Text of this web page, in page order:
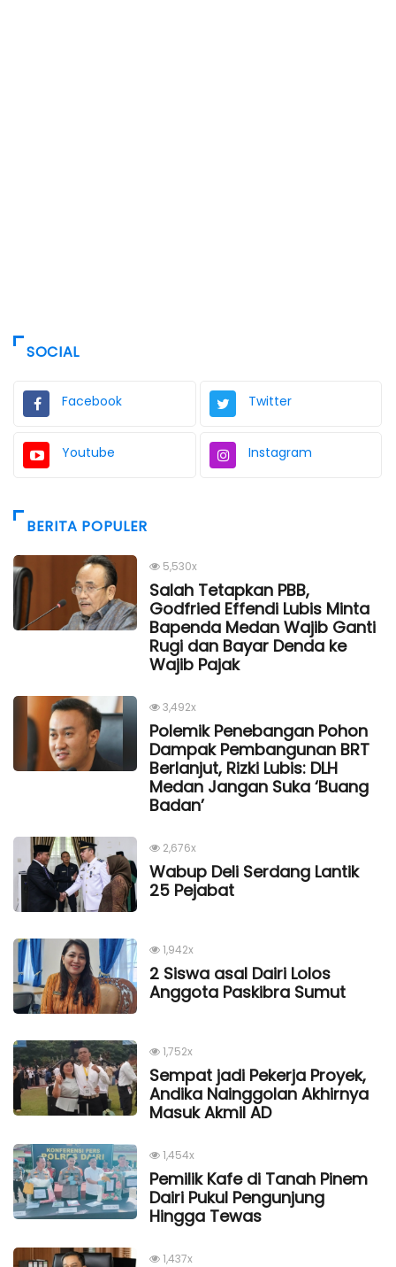
SOCIAL
Facebook Twitter
Youtube Instagram
BERITA POPULER
5,530x
Salah Tetapkan PBB,
Godfried Effendi Lubis Minta
Bapenda Medan Wajib Ganti
Rugi dan Bayar Denda ke
Wajib Pajak
3,492x
Polemik Penebangan Pohon
Dampak Pembangunan BRT
Berlanjut, Rizki Lubis: DLH
Medan Jangan Suka ‘Buang
Badan’
2,676x
Wabup Deli Serdang Lantik
25 Pejabat
1,942x
2 Siswa asal Dairi Lolos
Anggota Paskibra Sumut
1,752x
Sempat jadi Pekerja Proyek,
Andika Nainggolan Akhirnya
Masuk Akmil AD
1,454x
Pemilik Kafe di Tanah Pinem
Dairi Pukul Pengunjung
Hingga Tewas
1,437x